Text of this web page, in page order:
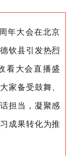
年大会在北京
钦县引发热烈
看大会直播盛
家备受鼓舞、
担当，凝聚感
成果转化为推